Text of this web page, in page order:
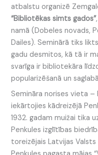
atbalstu organizē
“Bibliotēkas simts gados”
namā (Dobeles novads,
Dailes). Seminārā tiks
gadu desmitos, kā tā ir
svarīga ir bibliotekāra
popularizēšanā un
Semināra norises vieta –
iekārtojies kādreizējā
1932. gadam muižai tika
Penkules izglītības
toreizējais Latvijas